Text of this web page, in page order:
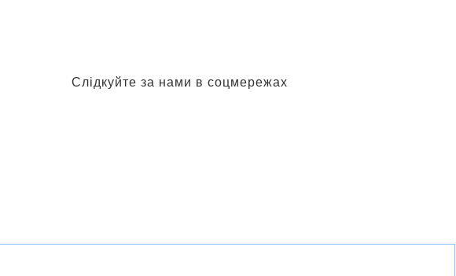
Слідкуйте за нами в соцмережах